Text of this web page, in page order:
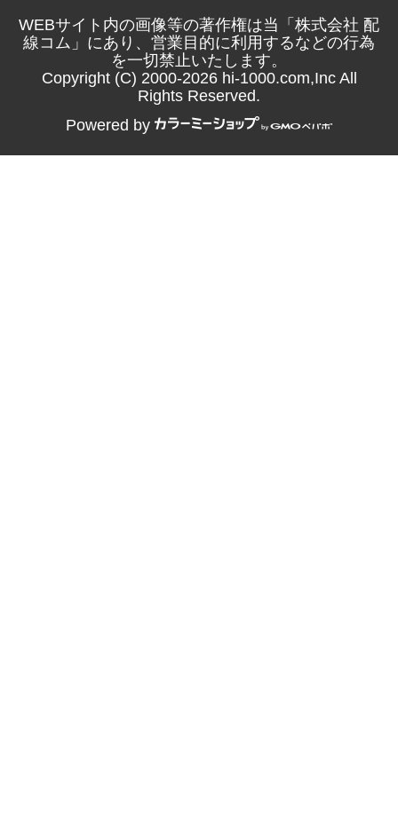
WEBサイト内の画像等の著作権は当「株式会社 配
線コム」にあり、営業目的に利用するなどの行為
を一切禁止いたします。
Copyright (C) 2000-2026 hi-1000.com,Inc All
Rights Reserved.
Powered by